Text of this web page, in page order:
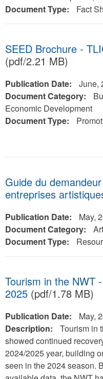
Document Type:
Fact
SEED Brochure -
(pdf/2.21 MB)
Publication Date:
June,
Document Category:
Economic Development
Document Type:
Guide du
entreprises
Publication Date:
May,
Document Category:
Document Type:
Tourism in the NWT
2025 (pdf/1.78 MB)
Publication Date:
May,
Description:
Tourism in
showed continued
2024/2025 year, building
seen in the 2024 season.